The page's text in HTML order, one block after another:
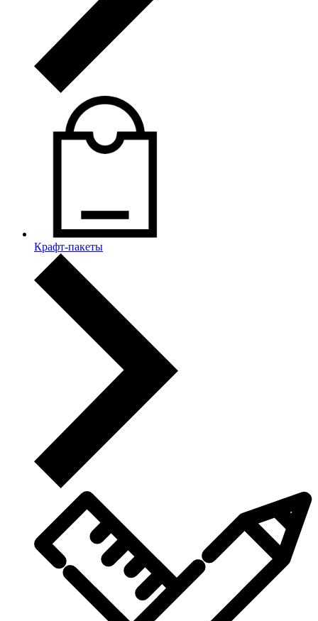
Крафт-пакеты